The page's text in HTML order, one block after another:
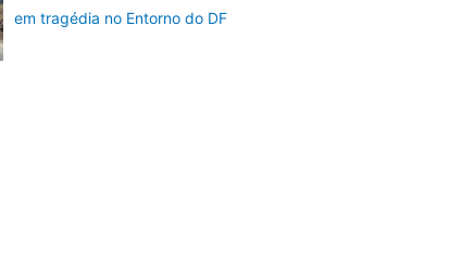
em tragédia no Entorno do DF